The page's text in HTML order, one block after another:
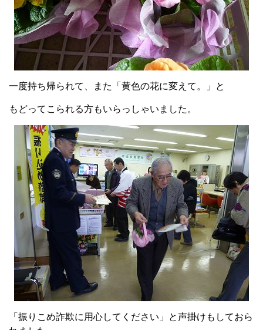
一度持ち帰られて、また「黄色の花に変えて。」と
もどってこられる方もいらっしゃいました。
「振りこめ詐欺に用心してください」と声掛けもしておら